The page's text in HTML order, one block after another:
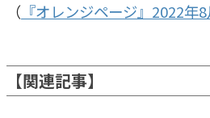
（ 『オレンジページ』2022年
【関連記事】